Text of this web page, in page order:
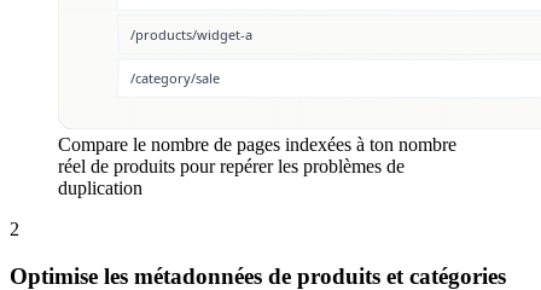
Compare le nombre de pages indexées à ton nombre
réel de produits pour repérer les problèmes de
duplication
2
Optimise les métadonnées de produits et catégories